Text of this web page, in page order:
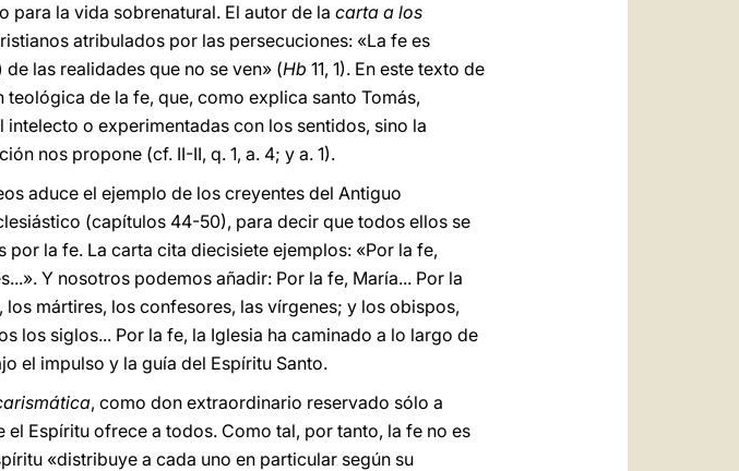
para la vida sobrenatural. El autor de la carta a los
atribulados por las persecuciones: «La fe es
las realidades que no se ven» (Hb 11, 1). En este texto de
de la fe, que, como explica santo Tomás,
o experimentadas con los sentidos, sino la
nos propone (cf. II-II, q. 1, a. 4; y a. 1).
aduce el ejemplo de los creyentes del Antiguo
(capítulos 44-50), para decir que todos ellos se
la fe. La carta cita diecisiete ejemplos: «Por la fe,
Y nosotros podemos añadir: Por la fe, María... Por la
mártires, los confesores, las vírgenes; y los obispos,
los siglos... Por la fe, la Iglesia ha caminado a lo largo de
el impulso y la guía del Espíritu Santo.
, como don extraordinario reservado sólo a
el Espíritu ofrece a todos. Como tal, por tanto, la fe no es
«distribuye a cada uno en particular según su